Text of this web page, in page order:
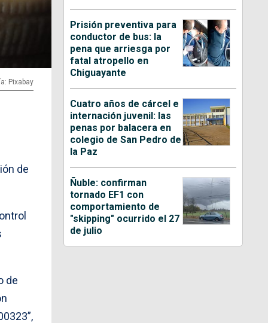
Pixabay
de
de
Prisión preventiva para
conductor de bus: la
pena que arriesga por
fatal atropello en
Chiguayante
Cuatro años de cárcel e
internación juvenil: las
penas por balacera en
colegio de San Pedro de
la Paz
Ñuble: confirman
tornado EF1 con
comportamiento de
"skipping" ocurrido el 27
de julio